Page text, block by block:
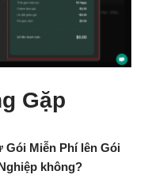
Gặp
Gói Miễn Phí lên Gói
không?